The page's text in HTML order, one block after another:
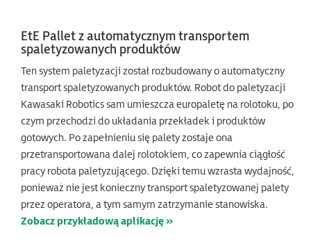
EtE Pallet z automatycznym transportem
spaletyzowanych produktów
Ten system paletyzacji został rozbudowany o automatyczny
transport spaletyzowanych produktów. Robot do paletyzacji
Kawasaki Robotics sam umieszcza europaletę na rolotoku, po
czym przechodzi do układania przekładek i produktów
gotowych. Po zapełnieniu się palety zostaje ona
przetransportowana dalej rolotokiem, co zapewnia ciągłość
pracy robota paletyzującego. Dzięki temu wzrasta wydajność,
ponieważ nie jest konieczny transport spaletyzowanej palety
przez operatora, a tym samym zatrzymanie stanowiska.
Zobacz przykładową aplikację »